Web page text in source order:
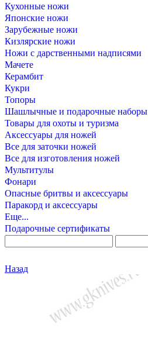
Кухонные ножи
Японские ножи
Зарубежные ножи
Кизлярские ножи
Ножи с дарственными надписями
Мачете
Керамбит
Кукри
Топоры
Шашлычные и подарочные наборы
Товары для охоты и туризма
Аксессуары для ножей
Все для заточки ножей
Все для изготовления ножей
Мультитулы
Фонари
Опасные бритвы и аксессуары
Паракорд и аксессуары
Еще...
Подарочные сертификаты
Назад